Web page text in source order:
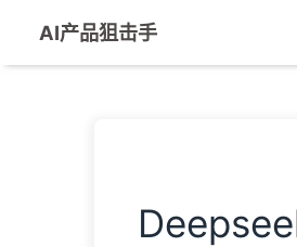
AI产品狙击手